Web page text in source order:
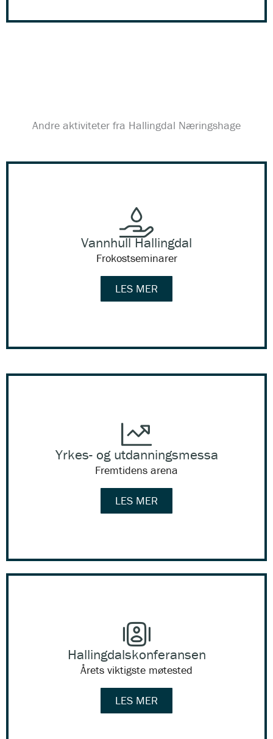
Andre aktiviteter fra Hallingdal Næringshage
Vannhull Hallingdal
Frokostseminarer
LES MER
Yrkes- og utdanningsmessa
Fremtidens arena
LES MER
Hallingdalskonferansen
Årets viktigste møtested
LES MER